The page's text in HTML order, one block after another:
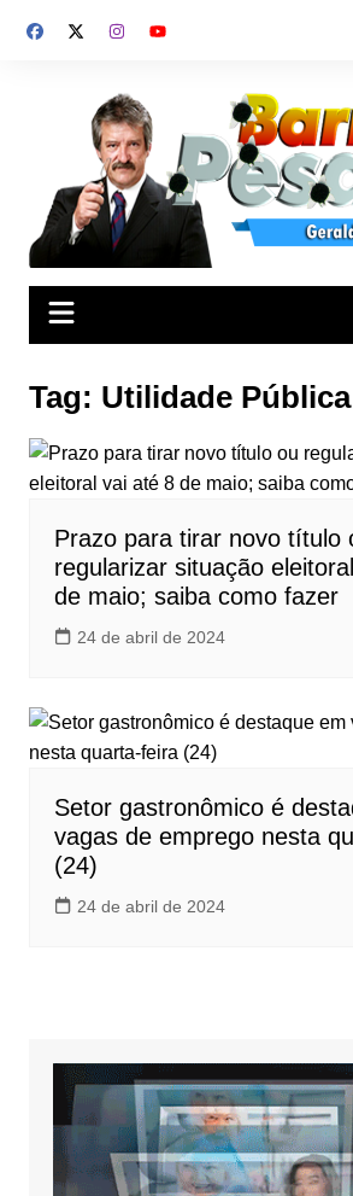
para
Tag: Utilidade Pública
Prazo para tirar novo título
regularizar situação
de maio; saiba como fazer
24 de abril de 2024
Setor gastronômico é
vagas de emprego nesta
(24)
24 de abril de 2024